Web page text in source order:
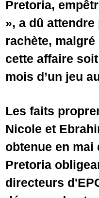
Pretoria,
», a dû
rachète,
cette affaire
mois d’un jeu
Les faits
Nicole et
obtenue en mai
Pretoria
directeurs